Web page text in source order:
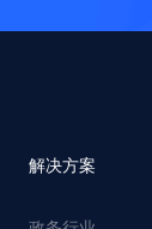
解决方案